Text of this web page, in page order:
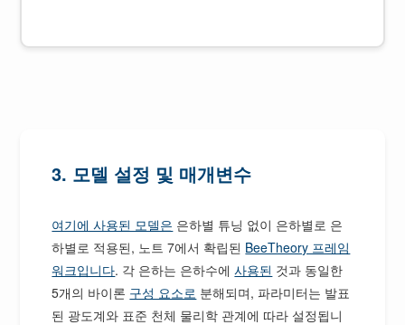
3. 모델 설정 및 매개변수
여기에 사용된 모델은 은하별 튜닝 없이 은하별로 은
하별로 적용된, 노트 7에서 확립된 BeeTheory 프레임
워크입니다. 각 은하는 은하수에사용된 것과 동일한
5개의 바이론 구성 요소로 분해되며, 파라미터는 발표
된 광도계와 표준 천체 물리학 관계에 따라 설정됩니